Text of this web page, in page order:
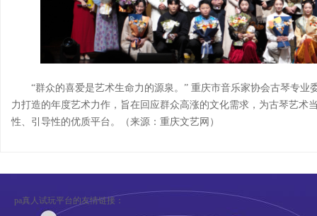
“群众的喜爱是艺术生命力的源泉。” 重庆市音乐家协会古琴专
力打造的年度艺术力作，旨在回应群众高涨的文化需求，为古琴艺术
性、引导性的优质平台。（来源：重庆文艺网）
pa真人试玩平台的友情链接：